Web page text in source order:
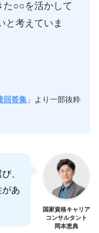
た○○を活かして
と考えていま
回答集 」より一部抜粋
、
があ
国家資格キャリア
コンサルタント
岡本恵典